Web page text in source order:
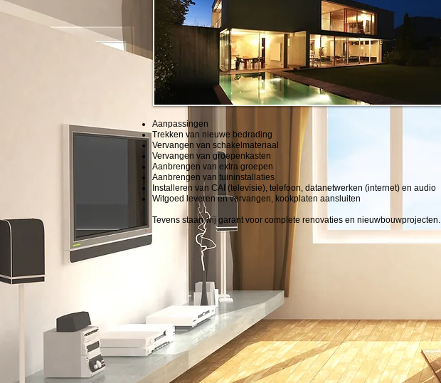
Aanpassingen
Trekken van nieuwe bedrading
Vervangen van schakelmateriaal
Vervangen van groepenkasten
Aanbrengen van extra groepen
Aanbrengen van tuininstallaties
Installeren van CAI (televisie), telefoon, datanetwerken (internet) en audio
Witgoed leveren en vervangen, kookplaten aansluiten
Tevens staan wij garant voor complete renovaties en nieuwbouwprojecten.